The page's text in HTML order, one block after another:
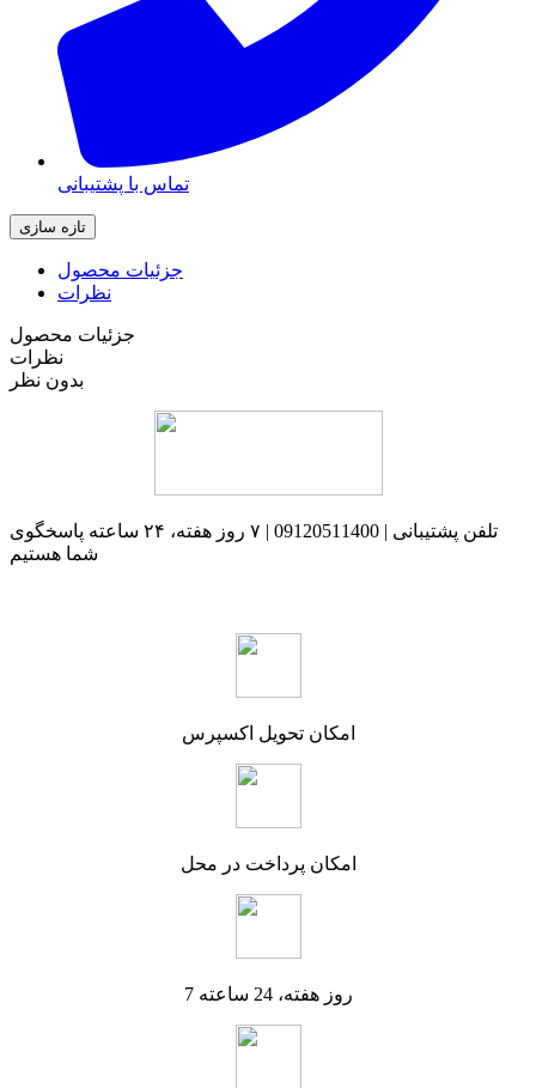
تماس با پشتیبانی
جزئیات محصول
نظرات
جزئیات محصول
نظرات
بدون نظر
تلفن پشتیبانی | 09120511400 | ۷ روز هفته، ۲۴ ساعته پاسخگوی
شما هستیم
امکان تحویل اکسپرس
امکان پرداخت در محل
7 روز هفته، 24 ساعته